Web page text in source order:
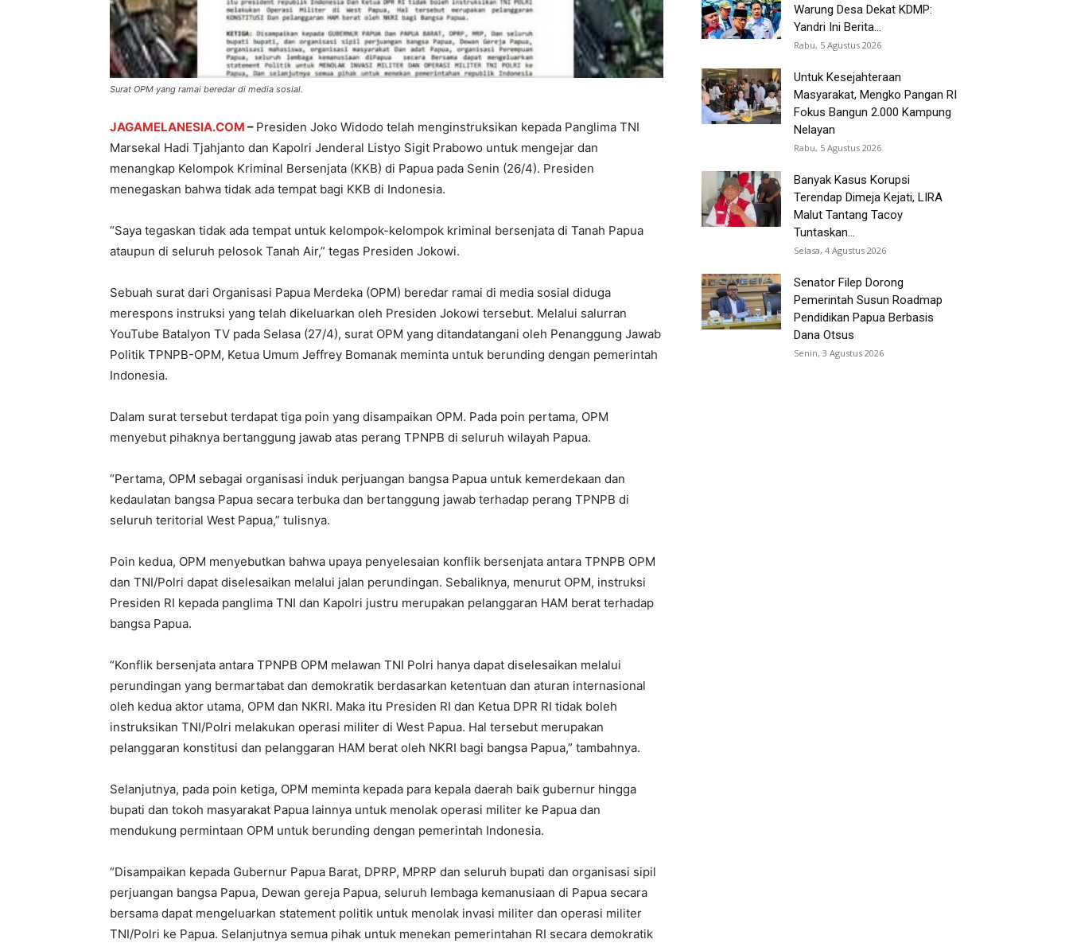
Surat OPM yang ramai beredar di media sosial.
JAGAMELANESIA.COM – Presiden Joko Widodo telah menginstruksikan kepada Panglima TNI
Marsekal Hadi Tjahjanto dan Kapolri Jenderal Listyo Sigit Prabowo untuk mengejar dan
menangkap Kelompok Kriminal Bersenjata (KKB) di Papua pada Senin (26/4). Presiden
menegaskan bahwa tidak ada tempat bagi KKB di Indonesia.
“Saya tegaskan tidak ada tempat untuk kelompok-kelompok kriminal bersenjata di Tanah Papua
ataupun di seluruh pelosok Tanah Air,” tegas Presiden Jokowi.
Sebuah surat dari Organisasi Papua Merdeka (OPM) beredar ramai di media sosial diduga
merespons instruksi yang telah dikeluarkan oleh Presiden Jokowi tersebut. Melalui salurran
YouTube Batalyon TV pada Selasa (27/4), surat OPM yang ditandatangani oleh Penanggung Jawab
Politik TPNPB-OPM, Ketua Umum Jeffrey Bomanak meminta untuk berunding dengan pemerintah
Indonesia.
Dalam surat tersebut terdapat tiga poin yang disampaikan OPM. Pada poin pertama, OPM
menyebut pihaknya bertanggung jawab atas perang TPNPB di seluruh wilayah Papua.
“Pertama, OPM sebagai organisasi induk perjuangan bangsa Papua untuk kemerdekaan dan
kedaulatan bangsa Papua secara terbuka dan bertanggung jawab terhadap perang TPNPB di
seluruh teritorial West Papua,” tulisnya.
Poin kedua, OPM menyebutkan bahwa upaya penyelesaian konflik bersenjata antara TPNPB OPM
dan TNI/Polri dapat diselesaikan melalui jalan perundingan. Sebaliknya, menurut OPM, instruksi
Presiden RI kepada panglima TNI dan Kapolri justru merupakan pelanggaran HAM berat terhadap
bangsa Papua.
“Konflik bersenjata antara TPNPB OPM melawan TNI Polri hanya dapat diselesaikan melalui
perundingan yang bermartabat dan demokratik berdasarkan ketentuan dan aturan internasional
oleh kedua aktor utama, OPM dan NKRI. Maka itu Presiden RI dan Ketua DPR RI tidak boleh
instruksikan TNI/Polri melakukan operasi militer di West Papua. Hal tersebut merupakan
pelanggaran konstitusi dan pelanggaran HAM berat oleh NKRI bagi bangsa Papua,” tambahnya.
Selanjutnya, pada poin ketiga, OPM meminta kepada para kepala daerah baik gubernur hingga
bupati dan tokoh masyarakat Papua lainnya untuk menolak operasi militer ke Papua dan
mendukung permintaan OPM untuk berunding dengan pemerintah Indonesia.
“Disampaikan kepada Gubernur Papua Barat, DPRP, MPRP dan seluruh bupati dan organisasi sipil
perjuangan bangsa Papua, Dewan gereja Papua, seluruh lembaga kemanusiaan di Papua secara
bersama dapat mengeluarkan statement politik untuk menolak invasi militer dan operasi militer
TNI/Polri ke Papua. Selanjutnya semua pihak untuk menekan pemerintahan RI secara demokratik
Warung Desa Dekat KDMP:
Yandri Ini Berita...
Rabu, 5 Agustus 2026
Untuk Kesejahteraan
Masyarakat, Mengko Pangan RI
Fokus Bangun 2.000 Kampung
Nelayan
Rabu, 5 Agustus 2026
Banyak Kasus Korupsi
Terendap Dimeja Kejati, LIRA
Malut Tantang Tacoy
Tuntaskan...
Selasa, 4 Agustus 2026
Senator Filep Dorong
Pemerintah Susun Roadmap
Pendidikan Papua Berbasis
Dana Otsus
Senin, 3 Agustus 2026